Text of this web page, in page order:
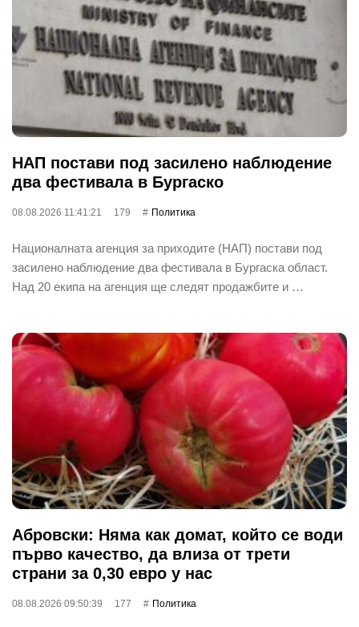
НАП постави под засилено наблюдение
два фестивала в Бургаско
08.08.2026 11:41:21 179 Политика
Националната агенция за приходите (НАП) постави под
засилено наблюдение два фестивала в Бургаска област.
Над 20 екипа на агенция ще следят продажбите и …
Абровски: Няма как домат, който се води
първо качество, да влиза от трети
страни за 0,30 евро у нас
08.08.2026 09:50:39 177 Политика